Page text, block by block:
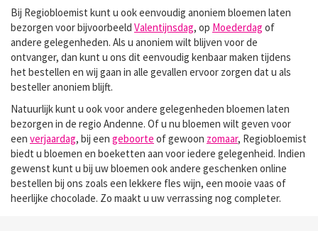
Bij Regiobloemist kunt u ook eenvoudig anoniem bloemen laten
bezorgen voorbijvoorbeeld Valentijnsdag, op Moederdag of
andere gelegenheden. Als u anoniem wilt blijven voor de
ontvanger, dan kunt u ons dit eenvoudig kenbaar maken tijdens
het bestellen en wij gaan in alle gevallen ervoor zorgen dat u als
besteller anoniem blijft.
Natuurlijk kunt u ook voor andere gelegenheden bloemen laten
bezorgen in de regio Andenne. Of u nu bloemen wilt geven voor
een verjaardag, bij een geboorte of gewoon zomaar, Regiobloemist
biedt u bloemen en boeketten aan voor iedere gelegenheid. Indien
gewenst kunt u bij uw bloemen ook andere geschenken online
bestellen bij ons zoals een lekkere fles wijn, een mooie vaas of
heerlijke chocolade. Zo maakt u uw verrassing nog completer.